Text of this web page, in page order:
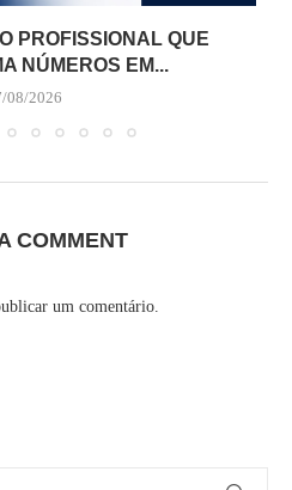
PROFISSIONAL QUE
NÚMEROS EM...
08/2026
COMMENT
um comentário.